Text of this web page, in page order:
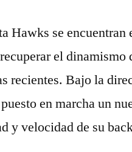
rotación»
Hawks se encuentran
el
recientes. Bajo la
en marcha un
y velocidad de su